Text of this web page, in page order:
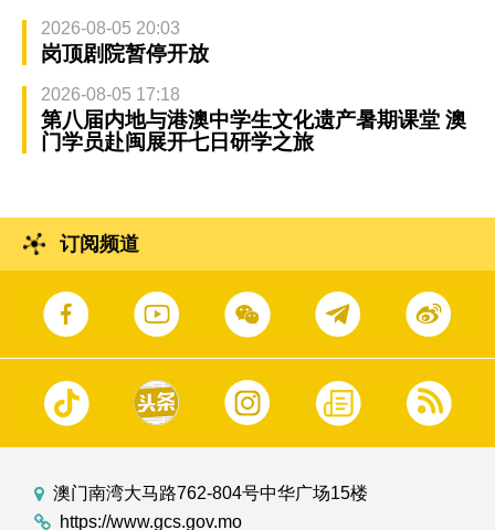
2026-08-05 20:03
岗顶剧院暂停开放
2026-08-05 17:18
第八届内地与港澳中学生文化遗产暑期课堂 澳
门学员赴闽展开七日研学之旅
订阅频道
澳门南湾大马路762-804号中华广场15楼
https://www.gcs.gov.mo